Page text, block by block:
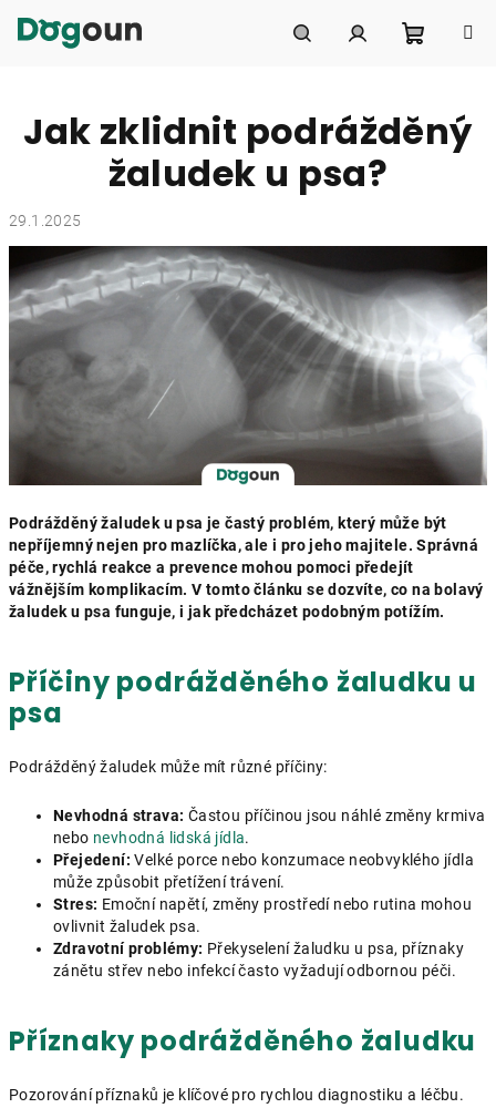
košík
Jak zklidnit podrážděný
žaludek u psa?
29.1.2025
Podrážděný žaludek u psa je častý problém, který může být
nepříjemný nejen pro mazlíčka, ale i pro jeho majitele. Správná
péče, rychlá reakce a prevence mohou pomoci předejít
vážnějším komplikacím. V tomto článku se dozvíte, co na bolavý
žaludek u psa funguje, i jak předcházet podobným potížím.
Příčiny podrážděného žaludku u
psa
Podrážděný žaludek může mít různé příčiny:
Nevhodná strava: Častou příčinou jsou náhlé změny krmiva
nebo nevhodná lidská jídla.
Přejedení:Velké porce nebo konzumace neobvyklého jídla
může způsobit přetížení trávení.
Stres: Emoční napětí, změny prostředí nebo rutina mohou
ovlivnit žaludek psa.
Zdravotní problémy: Překyselení žaludku u psa, příznaky
zánětu střev nebo infekcí často vyžadují odbornou péči.
Příznaky podrážděného žaludku
Pozorování příznaků je klíčové pro rychlou diagnostiku a léčbu.